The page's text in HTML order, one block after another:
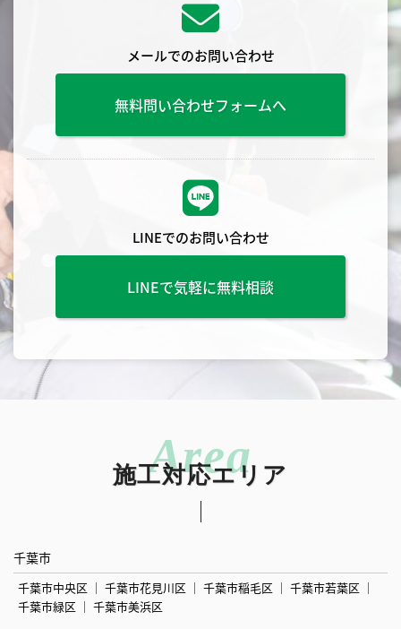
メールでのお問い合わせ
無料問い合わせフォームへ
LINEでのお問い合わせ
LINEで気軽に無料相談
施工対応エリア
千葉市
千葉市中央区 千葉市花見川区 千葉市稲毛区
千葉市若葉区
千葉市緑区
千葉市美浜区